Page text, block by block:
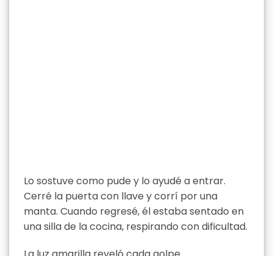
Lo sostuve como pude y lo ayudé a entrar.
Cerré la puerta con llave y corrí por una
manta. Cuando regresé, él estaba sentado en
una silla de la cocina, respirando con dificultad.